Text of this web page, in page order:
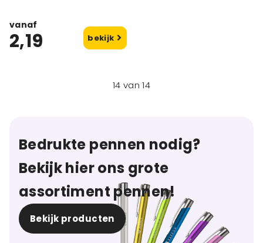
vanaf
2,19 bekijk
14 van 14
Bedrukte pennen nodig?
Bekijk hier ons grote
assortiment pennen!
Bekijk producten